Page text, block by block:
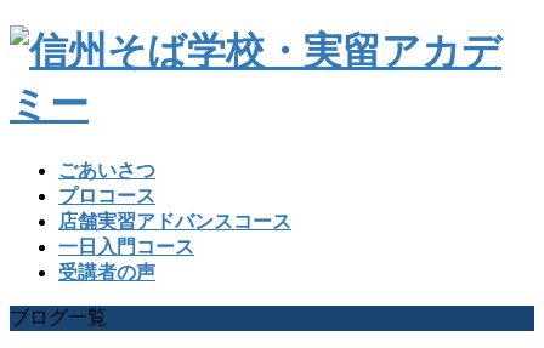
ごあいさつ
プロコース
店舗実習アドバンスコース
一日入門コース
受講者の声
ブログ一覧